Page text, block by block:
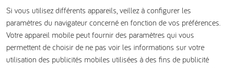
Si vous utilisez différents appareils, veillez à configurer les
paramètres du navigateur concerné en fonction de vos préférences.
Votre appareil mobile peut fournir des paramètres qui vous
permettent de choisir de ne pas voir les informations sur votre
utilisation des publicités mobiles utilisées à des fins de publicité